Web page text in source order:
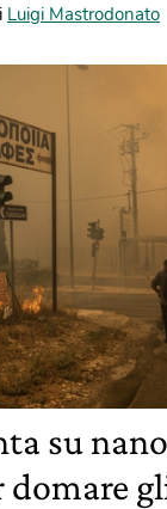
Luigi Mastrodonato
su
domare